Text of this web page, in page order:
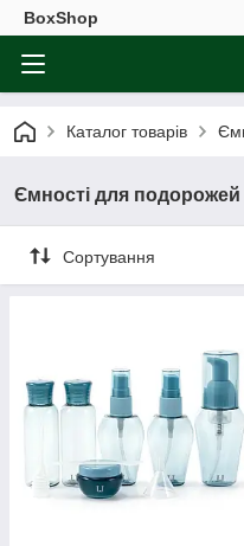
BoxShop
Каталог товарів
Ємності для подорожей
Сортування